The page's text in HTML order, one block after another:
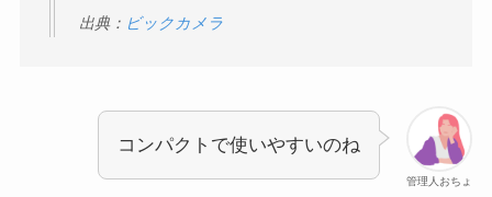
出典： ビックカメラ
管理人おちょ
コンパクトで使いやすいのね